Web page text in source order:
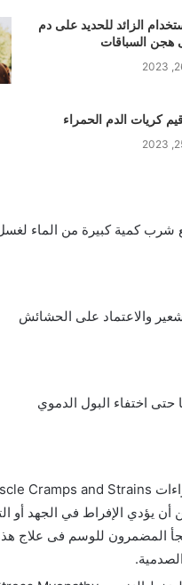
الزائد للحديد على دم
هجن السباقات
كريات الدم الحمراء
شرب كمية كبيرة من الماء لغسل
والاعتماد على الحشائش
حتى اختفاء البول الدموي
أن يؤدي الإفراط في الجهد
المضمرون للوسم فى علاج